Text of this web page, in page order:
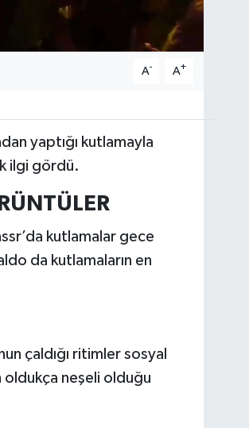
A- A+
yaptığı kutlamayla
ilgi gördü.
kutlamalar gece
da kutlamaların en
çaldığı ritimler sosyal
oldukça neşeli olduğu